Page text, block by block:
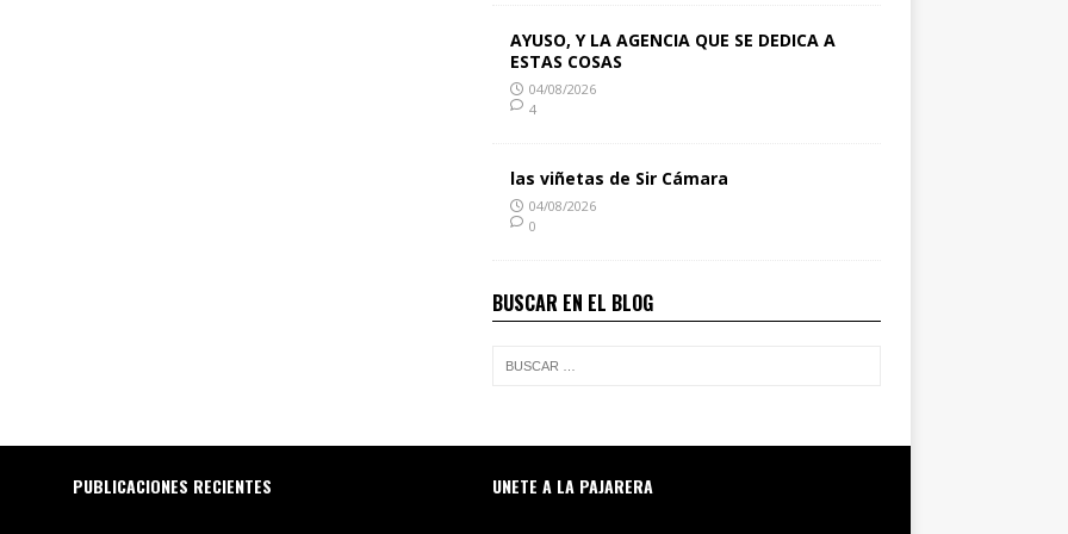
AYUSO, Y LA AGENCIA QUE SE DEDICA A
ESTAS COSAS
04/08/2026
4
las viñetas de Sir Cámara
04/08/2026
0
BUSCAR EN EL BLOG
PUBLICACIONES RECIENTES UNETE A LA PAJARERA